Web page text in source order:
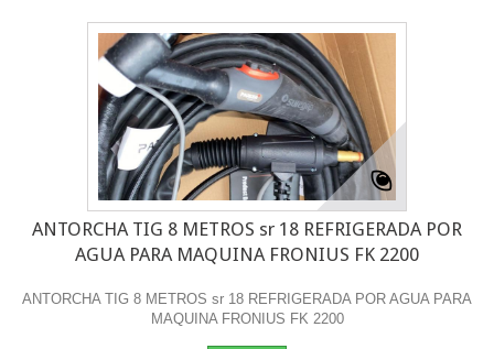
ANTORCHA TIG 8 METROS sr 18 REFRIGERADA POR
AGUA PARA MAQUINA FRONIUS FK 2200
ANTORCHA TIG 8 METROS sr 18 REFRIGERADA POR AGUA PARA
MAQUINA FRONIUS FK 2200